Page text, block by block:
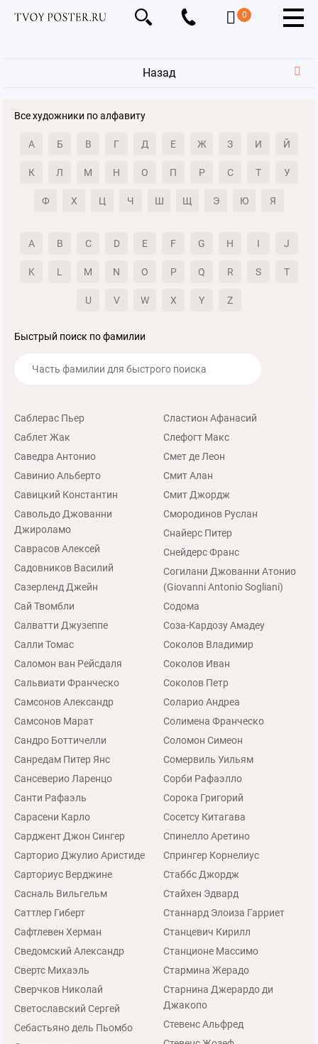
0
Назад
Все художники по алфавиту
А Б В Г Д Е Ж З И Й
К Л М Н О П Р С Т У
Ф Х Ц Ч Ш Щ Э Ю Я
A B C D E F G H I J
K L M N O P Q R S T
U V W X Y Z
Быстрый поиск по фамилии
Саблерас Пьер
Саблет Жак
Саведра Антонио
Савинио Альберто
Савицкий Константин
Савольдо Джованни
Джироламо
Саврасов Алексей
Садовников Василий
Сазерленд Джейн
Сай Твомбли
Салватти Джузеппе
Салли Томас
Саломон ван Рейсдаля
Сальвиати Франческо
Самсонов Александр
Самсонов Марат
Сандро Боттичелли
Санредам Питер Янс
Сансеверио Ларенцо
Санти Рафаэль
Сарасени Карло
Сарджент Джон Сингер
Сарторио Джулио Аристиде
Сарториус Верджине
Сасналь Вильгельм
Саттлер Гиберт
Сафтлевен Херман
Сведомский Александр
Свертс Михаэль
Сверчков Николай
Светославский Сергей
Себастьяно дель Пьомбо
Сластион Афанасий
Слефогт Макс
Смет де Леон
Смит Алан
Смит Джордж
Смородинов Руслан
Снайерс Питер
Снейдерс Франс
Согилани Джованни Атонио
(Giovanni Antonio Sogliani)
Содома
Соза-Кардозу Амадеу
Соколов Владимир
Соколов Иван
Соколов Петр
Соларио Андреа
Солимена Франческо
Соломон Симеон
Сомервиль Уильям
Сорби Рафаэлло
Сорока Григорий
Сосетсу Китагава
Спинелло Аретино
Спрингер Корнелиус
Стаббс Джордж
Стайхен Эдвард
Станнард Элоиза Гарриет
Станцевич Кирилл
Станционе Массимо
Стармина Жерадо
Старнина Джерардо ди
Джакопо
Стевенс Альфред